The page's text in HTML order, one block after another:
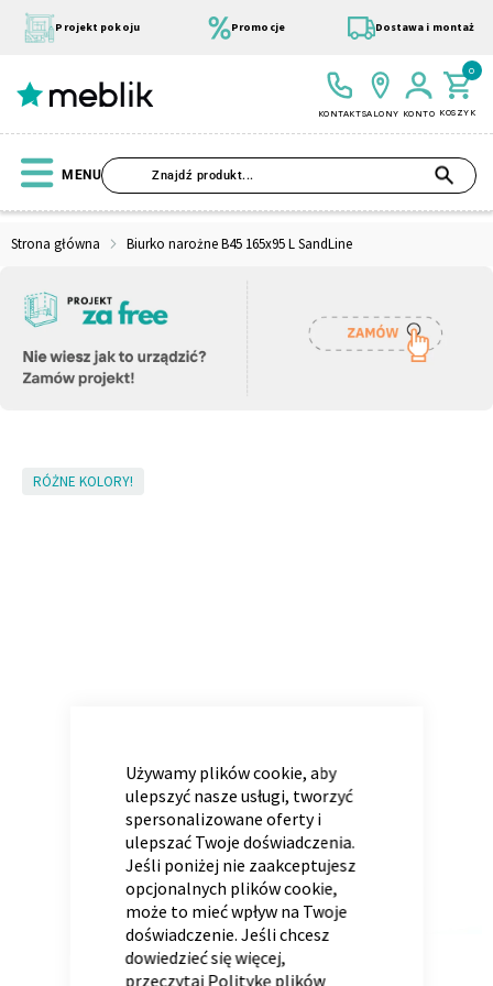
Używamy plików cookie, aby
ulepszyć nasze usługi, tworzyć
spersonalizowane oferty i
ulepszać Twoje doświadczenia.
Jeśli poniżej nie zaakceptujesz
opcjonalnych plików cookie,
może to mieć wpływ na Twoje
doświadczenie. Jeśli chcesz
dowiedzieć się więcej,
przeczytaj Politykę plików
treści
Projekt pokoju Promocje Dostawa i montaż
KONTAKTSALONY KONTO KOSZYK
0
MENU
Strona główna Biurko narożne B45 165x95 L SandLine
SkipRÓŻNE KOLORY!
Wszystkie Kolekcje Modułowe
Skandynawskie Dziecięce
Szafa Łóżko
Regał Szafka RTV
Materace Pufy
Wszystkie dodatki